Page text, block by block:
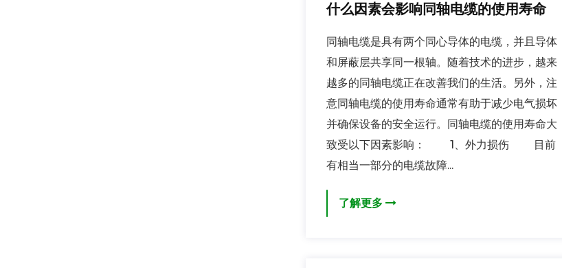
什么因素会影响同轴电缆的使用寿命
同轴电缆是具有两个同心导体的电缆，并且导体
和屏蔽层共享同一根轴。随着技术的进步，越来
越多的同轴电缆正在改善我们的生活。另外，注
意同轴电缆的使用寿命通常有助于减少电气损坏
并确保设备的安全运行。同轴电缆的使用寿命大
致受以下因素影响： 1、外力损伤 目前
有相当一部分的电缆故障...
了解更多